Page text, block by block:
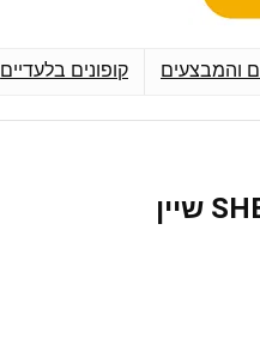
והמבצעים קופונים בלעדיים